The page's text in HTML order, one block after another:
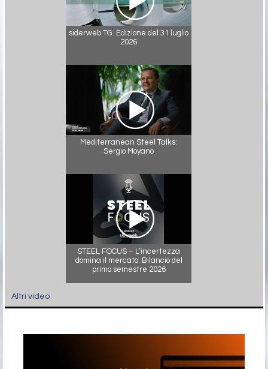
siderweb TG. Edizione del 31 luglio
2026
Mediterranean Steel Talks:
Sergio Moyano
STEEL FOCUS – L’incertezza
domina il mercato. Bilancio del
primo semestre 2026
Altri video